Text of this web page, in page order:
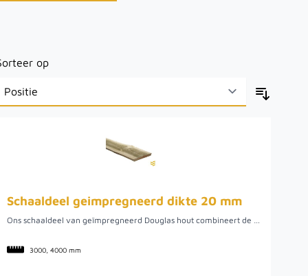
op
Schaaldeel geimpregneerd dikte 20 mm
Ons schaaldeel van geïmpregneerd Douglas hout combineert de natuurlijke charme van Douglas met een verbeterde weersbestendigheid. Met een dikte van 20 mm zijn deze robuuste planken geschikt voor uiteenlopende buitenprojecten. Door de impregnering is het hout beter beschermd tegen schimmels, insecten en vocht, waardoor het langer meegaat, zelfs in wisselende weersomstandigheden. De natuurlijke tekening en lichte kleurverschillen van het Douglas blijven goed zichtbaar, maar met extra duurzaamheid.
3000, 4000 mm